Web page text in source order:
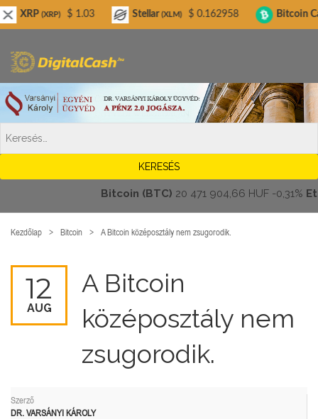
Bitcoin (BTC)20 471 904,66 HUF-0,31%
Kezdőlap Bitcoin A Bitcoin középosztály nem zsugorodik.
12
AUG
A Bitcoin
középosztály nem
zsugorodik.
Szerző
DR. VARSÁNYI KÁROLY
$ 1.03 Stellar(XLM) $ 0.162958 Bitcoin Cash(BCH)
Digitalcash.hu